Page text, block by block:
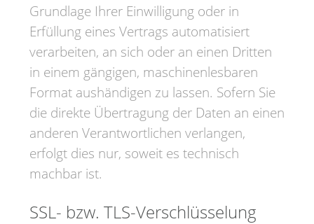
Grundlage Ihrer Einwilligung oder in
Erfüllung eines Vertrags automatisiert
verarbeiten, an sich oder an einen Dritten
in einem gängigen, maschinenlesbaren
Format aushändigen zu lassen. Sofern Sie
die direkte Übertragung der Daten an einen
anderen Verantwortlichen verlangen,
erfolgt dies nur, soweit es technisch
machbar ist.
SSL- bzw. TLS-Verschlüsselung